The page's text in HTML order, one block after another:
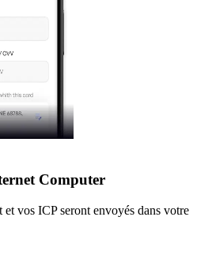
Computer
et vos ICP seront envoyés dans votre